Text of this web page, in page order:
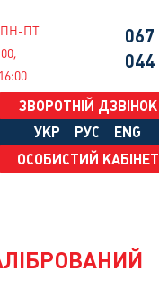
ПН-ПТ
067
044
ЗВОРОТНІЙ ДЗВІНОК
УКР
РУС
ENG
ОСОБИСТИЙ КАБІНЕТ